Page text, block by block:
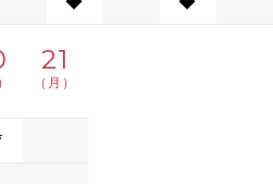
21
（月）